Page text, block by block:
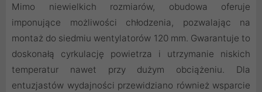
Mimo niewielkich rozmiarów, obudowa oferuje
imponujące możliwości chłodzenia, pozwalając na
montaż do siedmiu wentylatorów 120 mm. Gwarantuje to
doskonałą cyrkulację powietrza i utrzymanie niskich
temperatur nawet przy dużym obciążeniu. Dla
entuzjastów wydajności przewidziano również wsparcie